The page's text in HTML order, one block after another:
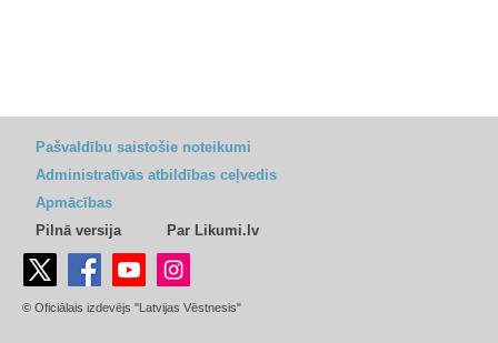
Pašvaldību saistošie noteikumi
Administratīvās atbildības ceļvedis
Apmācības
Pilnā versija
Par Likumi.lv
© Oficiālais izdevējs "Latvijas Vēstnesis"